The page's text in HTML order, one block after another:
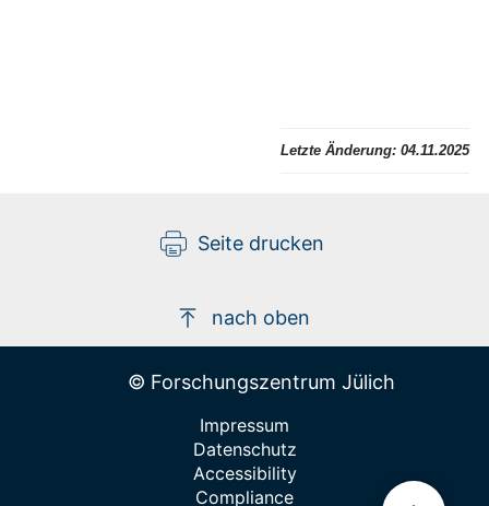
Letzte Änderung: 04.11.2025
Seite drucken
nach oben
© Forschungszentrum Jülich
Impressum
Datenschutz
Accessibility
Compliance